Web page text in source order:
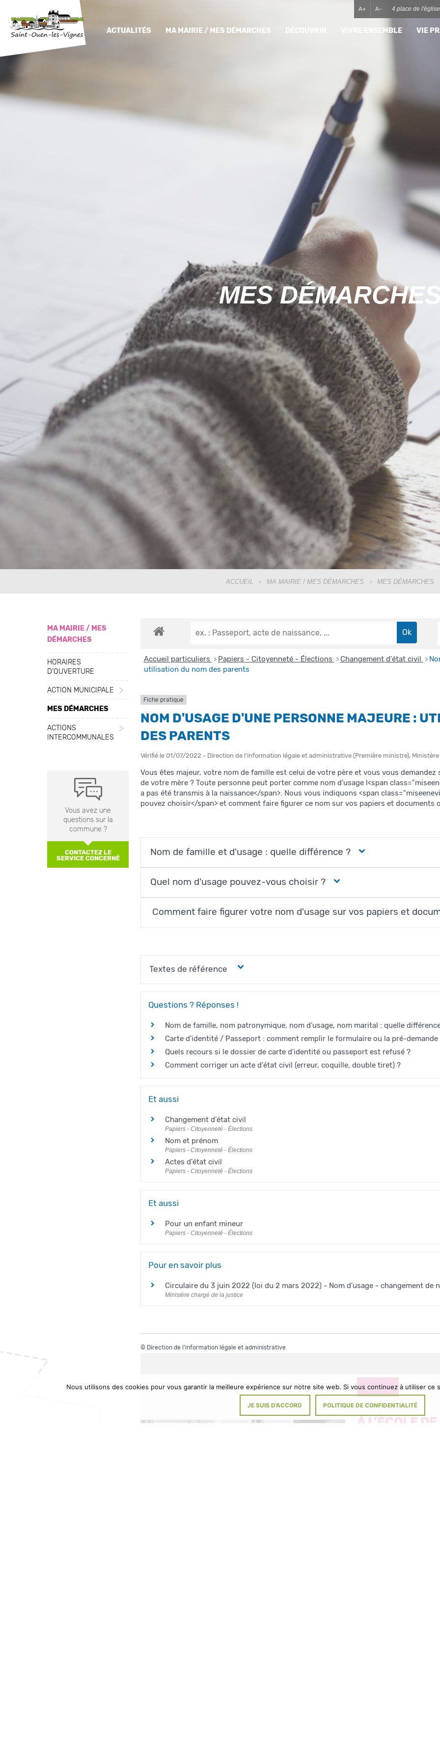
A+ A- 4 place de
ACTUALITÉS MA MAIRIE / MES DÉMARCHES DÉCOUVRIR VIVRE ENSEMBLE VIE
MES
ACCUEIL › MA MAIRIE / MES DÉMARCHES › MES DÉMARCHES
MA MAIRIE / MES
DÉMARCHES
HORAIRES
D’OUVERTURE
ACTION MUNICIPALE
MES DÉMARCHES
ACTIONS
INTERCOMMUNALES
Vous avez une
questions sur la
commune ?
CONTACTEZ LE
SERVICE CONCERNÉ
Accueil particuliers > Papiers - Citoyenneté - Élections > Changement d'état civil >
utilisation du nom des parents
Fiche pratique
NOM D'USAGE D'UNE PERSONNE MAJEURE :
DES PARENTS
Vérifié le 01/07/2022 - Direction de l'information légale et administrative (Première ministre),
Vous êtes majeur, votre nom de famille est celui de votre père et vous vous
de votre mère ? Toute personne peut porter comme nom d'usage l<span
a pas été transmis à la naissance</span>. Nous vous indiquons <span
pouvez choisir</span> et comment faire figurer ce nom sur vos papiers et documents
Nom de famille et d'usage : quelle différence ?
Quel nom d'usage pouvez-vous choisir ?
Comment faire figurer votre nom d'usage sur vos papiers et
Textes de référence
Questions ? Réponses !
Nom de famille, nom patronymique, nom d'usage, nom marital : quelle
Carte d'identité / Passeport : comment remplir le formulaire ou la pré-demande
Quels recours si le dossier de carte d'identité ou passeport est refusé ?
Comment corriger un acte d'état civil (erreur, coquille, double tiret) ?
Et aussi
Changement d'état civil
Papiers - Citoyenneté - Élections
Nom et prénom
Papiers - Citoyenneté - Élections
Actes d'état civil
Papiers - Citoyenneté - Élections
Et aussi
Pour un enfant mineur
Papiers - Citoyenneté - Élections
Pour en savoir plus
Circulaire du 3 juin 2022 (loi du 2 mars 2022) - Nom d'usage - changement de
Ministère chargé de la justice
© Direction de l'information légale et administrative
DIVERS
À L’ÉCOLE
Nous utilisons des cookies pour vous garantir la meilleure expérience sur notre site web. Si vous continuez à utiliser
JE SUIS D'ACCORD POLITIQUE DE CONFIDENTIALITÉ